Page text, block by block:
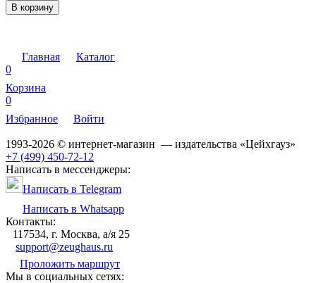
В корзину
Главная
Каталог
0
Корзина
0
Избранное
Войти
1993-2026 © интернет-магазин — издательства «Цейхгауз»
+7 (499) 450-72-12
Написать в мессенджеры:
Написать в Telegram
Написать в Whatsapp
Контакты:
117534, г. Москва, а/я 25
support@zeughaus.ru
Проложить маршрут
Мы в социальных сетях: